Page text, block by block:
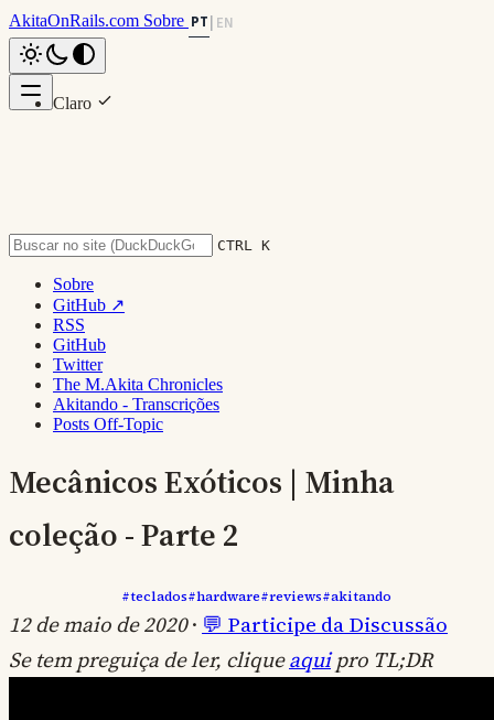
AkitaOnRails.com Sobre PT EN
Claro
CTRL K
Sobre
GitHub ↗
RSS
GitHub
Twitter
The M.Akita Chronicles
Akitando - Transcrições
Posts Off-Topic
Voltar ao topo
[Akitando #79] Teclados
Mecânicos Exóticos | Minha
coleção - Parte 2
#teclados#hardware#reviews#akitando
12 de maio de 2020· 💬 Participe da Discussão
Se tem preguiça de ler, cliqueaquipro TL;DR